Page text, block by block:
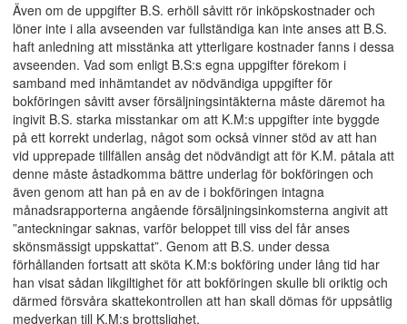
Även om de uppgifter B.S. erhöll såvitt rör inköpskostnader och
löner inte i alla avseenden var fullständiga kan inte anses att B.S.
haft anledning att misstänka att ytterligare kostnader fanns i dessa
avseenden. Vad som enligt B.S:s egna uppgifter förekom i
samband med inhämtandet av nödvändiga uppgifter för
bokföringen såvitt avser försäljningsintäkterna måste däremot ha
ingivit B.S. starka misstankar om att K.M:s uppgifter inte byggde
på ett korrekt underlag, något som också vinner stöd av att han
vid upprepade tillfällen ansåg det nödvändigt att för K.M. påtala att
denne måste åstadkomma bättre underlag för bokföringen och
även genom att han på en av de i bokföringen intagna
månadsrapporterna angående försäljningsinkomsterna angivit att
”anteckningar saknas, varför beloppet till viss del får anses
skönsmässigt uppskattat”. Genom att B.S. under dessa
förhållanden fortsatt att sköta K.M:s bokföring under lång tid har
han visat sådan likgiltighet för att bokföringen skulle bli oriktig och
därmed försvåra skattekontrollen att han skall dömas för uppsåtlig
medverkan till K.M:s brottslighet.